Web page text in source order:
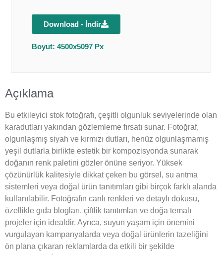
Download - İndir
Boyut: 4500x5097 Px
Açıklama
Bu etkileyici stok fotoğrafı, çeşitli olgunluk seviyelerinde olan
karadutları yakından gözlemleme fırsatı sunar. Fotoğraf,
olgunlaşmış siyah ve kırmızı dutları, henüz olgunlaşmamış
yeşil dutlarla birlikte estetik bir kompozisyonda sunarak
doğanın renk paletini gözler önüne seriyor. Yüksek
çözünürlük kalitesiyle dikkat çeken bu görsel, su arıtma
sistemleri veya doğal ürün tanıtımları gibi birçok farklı alanda
kullanılabilir. Fotoğrafın canlı renkleri ve detaylı dokusu,
özellikle gıda blogları, çiftlik tanıtımları ve doğa temalı
projeler için idealdir. Ayrıca, suyun yaşam için önemini
vurgulayan kampanyalarda veya doğal ürünlerin tazeliğini
ön plana çıkaran reklamlarda da etkili bir şekilde